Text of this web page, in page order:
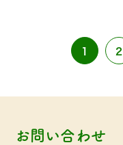
1 2
お問い合わせ